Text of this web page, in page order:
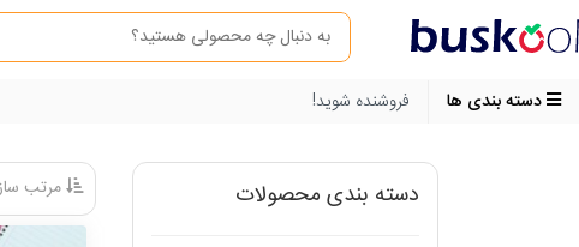
دسته بندی ها
فروشنده شوید!
مرتب دسته بندی محصولات